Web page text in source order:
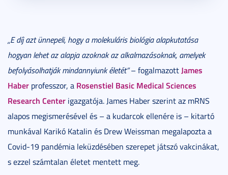
„E díj azt ünnepeli, hogy a molekuláris biológia alapkutatása
hogyan lehet az alapja azoknak az alkalmazásoknak, amelyek
befolyásolhatják mindannyiunk életét”– fogalmazottJames
Haber professzor, a Rosenstiel Basic Medical Sciences
Research Center igazgatója. James Haber szerint az mRNS
alapos megismerésével és – a kudarcok ellenére is – kitartó
munkával Karikó Katalin és Drew Weissman megalapozta a
Covid-19 pandémia leküzdésében szerepet játszó vakcinákat,
s ezzel számtalan életet mentett meg.